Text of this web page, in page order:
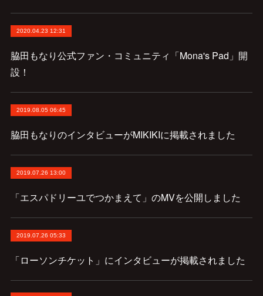
2020.04.23 12:31
脇田もなり公式ファン・コミュニティ「Mona's Pad」開
設！
2019.08.05 06:45
脇田もなりのインタビューがMIKIKIに掲載されました
2019.07.26 13:00
「エスパドリーユでつかまえて」のMVを公開しました
2019.07.26 05:33
「ローソンチケット」にインタビューが掲載されました